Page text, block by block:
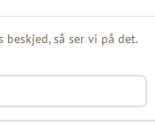
beskjed, så ser vi på det.